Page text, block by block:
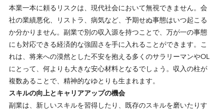
本業一本に頼るリスクは、現代社会において無視できません。会
社の業績悪化、リストラ、病気など、予期せぬ事態はいつ起こる
か分かりません。副業で別の収入源を持つことで、万が一の事態
にも対応できる経済的な強固さを手に入れることができます。こ
れは、将来への漠然とした不安を抱える多くのサラリーマンやOL
にとって、何よりも大きな安心材料となるでしょう。収入の柱が
複数あることで、精神的なゆとりも生まれます。
スキルの向上とキャリアアップの機会
副業は、新しいスキルを習得したり、既存のスキルを磨いたりす